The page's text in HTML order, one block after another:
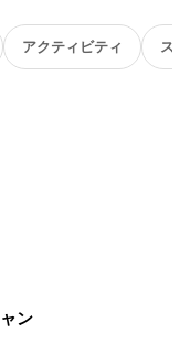
アクティビティ ス
ン